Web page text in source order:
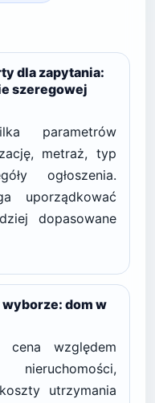
dla zapytania:
szeregowej
parametrów
metraż, typ
ogłoszenia.
uporządkować
dopasowane
dom w
cena względem
utrzymania